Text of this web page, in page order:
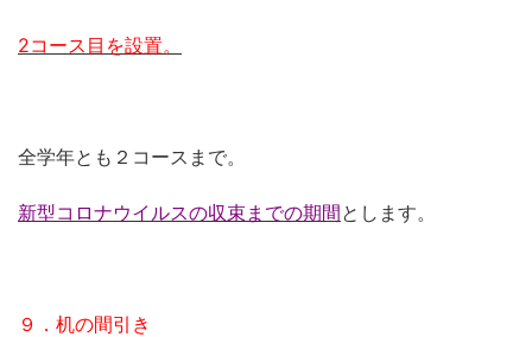
2コース目を設置。
全学年とも２コースまで。
新型コロナウイルスの収束までの期間とします。
９．机の間引き